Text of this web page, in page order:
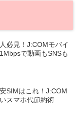
必見！J:COMモバイ
で動画もSNSも
SIMはこれ！J:COM
スマホ代節約術